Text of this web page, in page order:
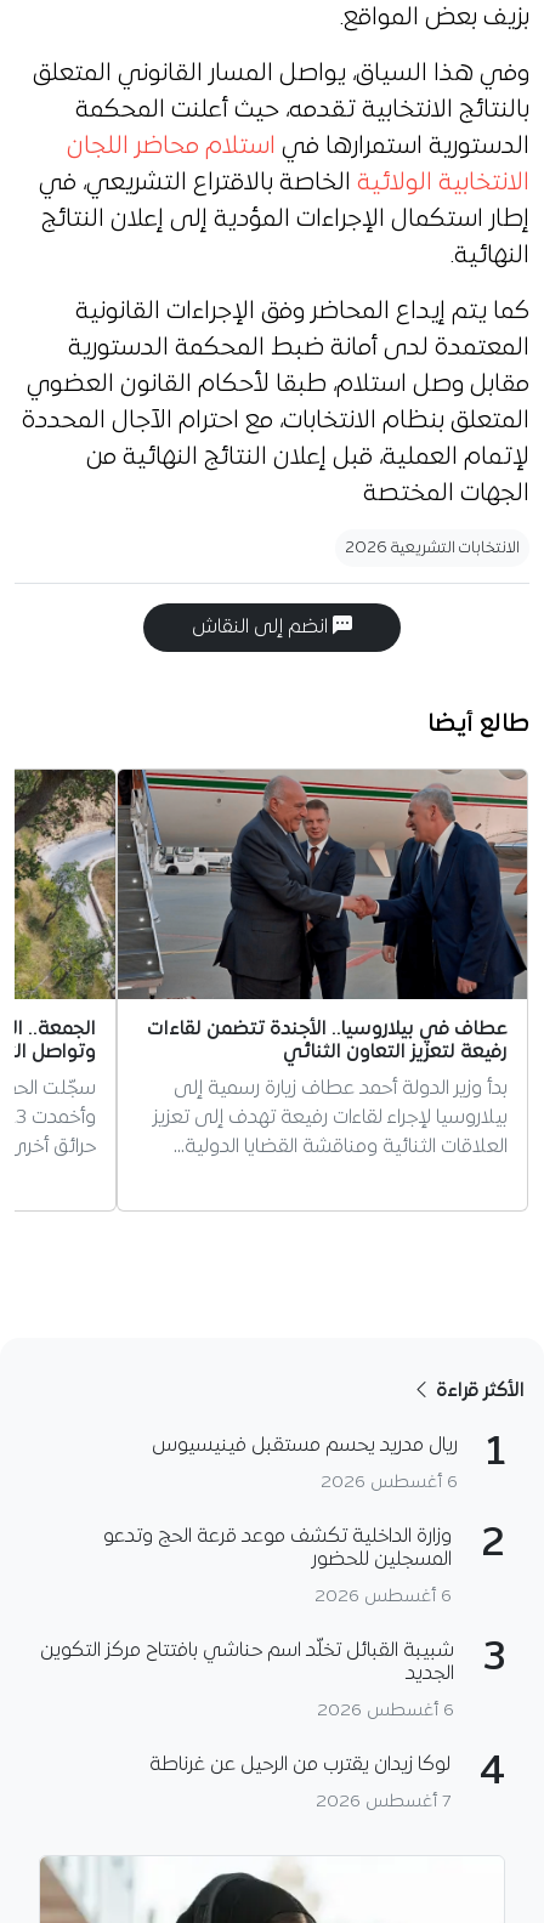
بزيف بعض المواقع.
وفي هذا السياق، يواصل المسار القانوني المتعلق
بالنتائج الانتخابية تقدمه، حيث أعلنت المحكمة
الدستورية استمرارها في استلام محاضر اللجان
الانتخابية الولائية الخاصة بالاقتراع التشريعي، في
إطار استكمال الإجراءات المؤدية إلى إعلان النتائج
النهائية.
كما يتم إيداع المحاضر وفق الإجراءات القانونية
المعتمدة لدى أمانة ضبط المحكمة الدستورية
مقابل وصل استلام، طبقا لأحكام القانون العضوي
المتعلق بنظام الانتخابات، مع احترام الآجال المحددة
لإتمام العملية، قبل إعلان النتائج النهائية من
الجهات المختصة
الانتخابات التشريعية 2026
انضم إلى النقاش
طالع أيضا
عطاف في بيلاروسيا.. الأجندة تتضمن لقاءات
رفيعة لتعزيز التعاون الثنائي
بدأ وزير الدولة أحمد عطاف زيارة رسمية إلى
بيلاروسيا لإجراء لقاءات رفيعة تهدف إلى تعزيز
العلاقات الثنائية ومناقشة القضايا الدولية…
وتواصل
حرائق أخرى.
الأكثر قراءة
1 ريال مدريد يحسم مستقبل فينيسيوس
6 أغسطس 2026
2
وزارة الداخلية تكشف موعد قرعة الحج وتدعو
المسجلين للحضور
6 أغسطس 2026
3
شبيبة القبائل تخلّد اسم حناشي بافتتاح مركز التكوين
الجديد
6 أغسطس 2026
4 لوكا زيدان يقترب من الرحيل عن غرناطة
7 أغسطس 2026